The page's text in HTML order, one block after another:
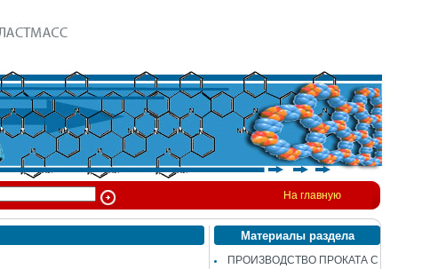
На главную
Материалы раздела
ПРОИЗВОДСТВО ПРОКАТА С